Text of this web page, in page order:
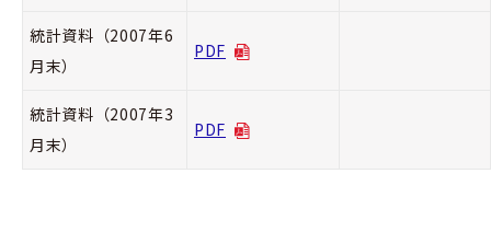
統計資料（2007年6
月末）
PDF
統計資料（2007年3
月末）
PDF